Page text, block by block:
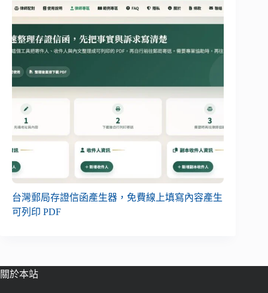
台灣郵局存證信函產生器，免費線上填寫內容產生
可列印 PDF
關於本站